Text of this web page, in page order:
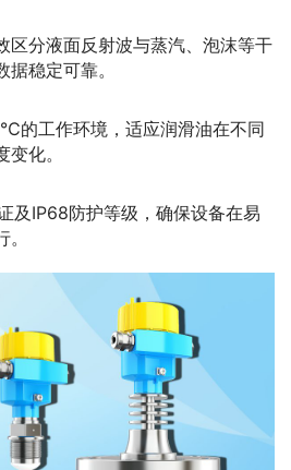
区分液面反射波与蒸汽、泡沫等干
稳定可靠。
工作环境，适应润滑油在不同
化。
及IP68防护等级，确保设备在易